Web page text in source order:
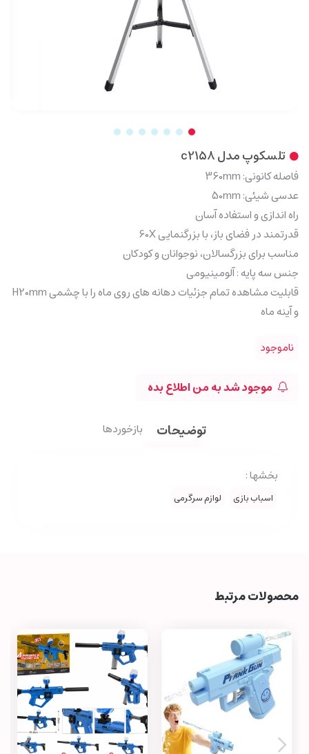
تلسکوپ مدل c2158
فاصله کانونی: 360mm
عدسی شیئی: 50mm
راه اندازی و استفاده آسان
قدرتمند در فضای باز، با بزرگنمایی 60X
مناسب برای بزرگسالان، نوجوانان و کودکان
جنس سه پایه : آلومینیومی
قابلیت مشاهده تمام جزئیات دهانه های روی ماه را با چشمی H20mm
و آینه ماه
ناموجود
موجود شد به من اطلاع بده
توضیحات بازخوردها
بخشها :
اسباب بازی لوازم سرگرمی
محصولات مرتبط